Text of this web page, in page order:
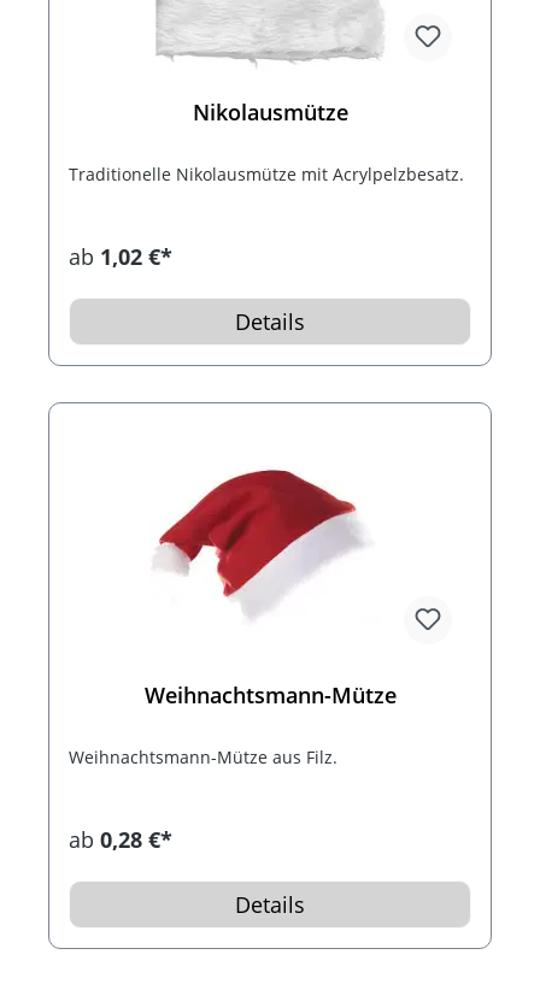
Nikolausmütze
Traditionelle Nikolausmütze mit Acrylpelzbesatz.
ab 1,02 €*
Details
Weihnachtsmann-Mütze
Weihnachtsmann-Mütze aus Filz.
ab 0,28 €*
Details